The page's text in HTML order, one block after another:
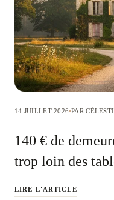
14 JUILLET 2026 PAR
140 € de
trop loin des
LIRE L'ARTICLE